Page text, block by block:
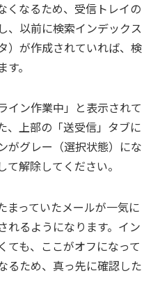
くなるため、受信トレイの
、以前に検索インデックス
）が作成されていれば、検
。
イン作業中」と表示されて
、上部の「送受信」タブに
がグレー（選択状態）にな
解除してください。
まっていたメールが一気に
れるようになります。イン
ても、ここがオフになって
るため、真っ先に確認した